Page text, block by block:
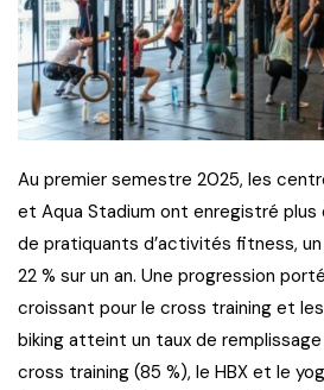
Au premier semestre 2025, les
et Aqua Stadium ont enregistré
de pratiquants d’activités fitness,
22 % sur un an. Une progression
croissant pour le cross training et
biking atteint un taux de
cross training (85 %), le HBX et le